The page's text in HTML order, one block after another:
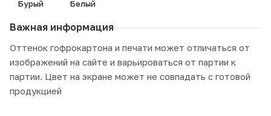
Бурый Белый
Важная информация
Оттенок гофрокартона и печати может отличаться от
изображений на сайте и варьироваться от партии к
партии. Цвет на экране может не совпадать с готовой
продукцией